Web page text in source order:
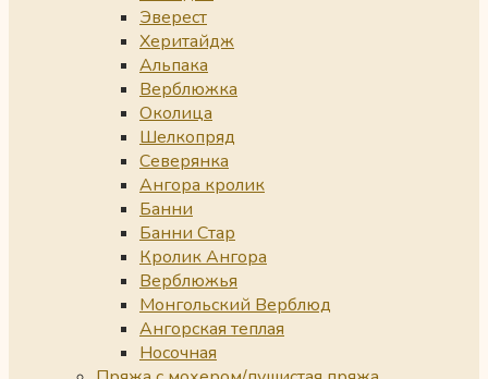
Эверест
Херитайдж
Альпака
Верблюжка
Околица
Шелкопряд
Северянка
Ангора кролик
Банни
Банни Стар
Кролик Ангора
Верблюжья
Монгольский Верблюд
Ангорская теплая
Носочная